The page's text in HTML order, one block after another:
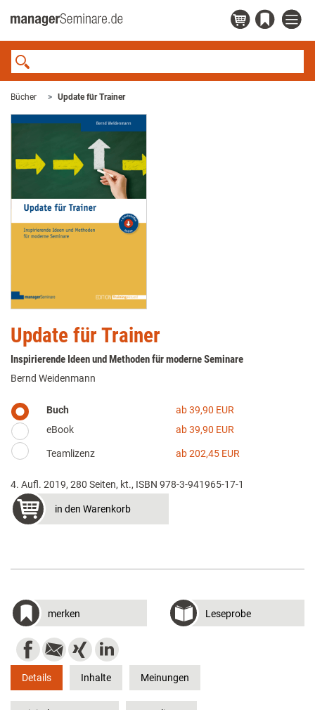
Bücher Update für Trainer
Update für Trainer
Inspirierende Ideen und Methoden für moderne Seminare
Bernd Weidenmann
Buch
ab 39,90 EUR
eBook
ab 39,90 EUR
Teamlizenz ab 202,45 EUR
4. Aufl. 2019, 280 Seiten, kt., ISBN 978-3-941965-17-1
in den Warenkorb
merken Leseprobe
Details Inhalte Meinungen